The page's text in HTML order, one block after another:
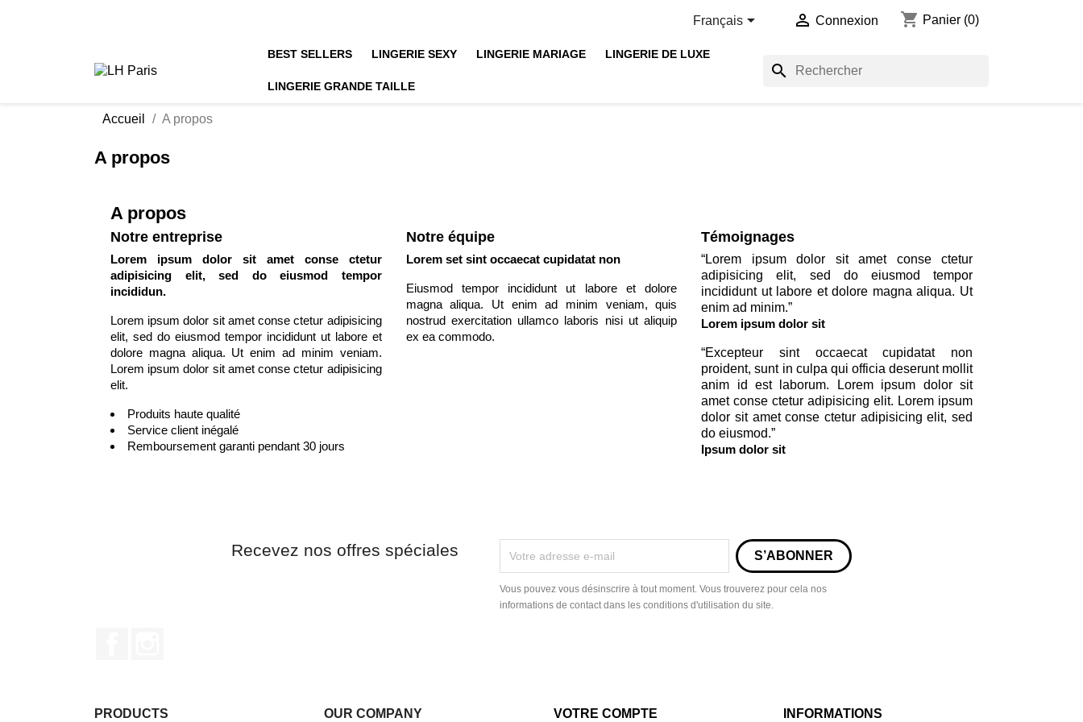
Français  Connexion shopping_cart Panier (0)
BEST SELLERS LINGERIE SEXY LINGERIE MARIAGE LINGERIE DE LUXE
LINGERIE GRANDE TAILLE
search
Accueil A propos
A propos
A propos
Notre entreprise
Lorem ipsum dolor sit amet conse ctetur
adipisicing elit, sed do eiusmod tempor
incididun.
Lorem ipsum dolor sit amet conse ctetur adipisicing
elit, sed do eiusmod tempor incididunt ut labore et
dolore magna aliqua. Ut enim ad minim veniam.
Lorem ipsum dolor sit amet conse ctetur adipisicing
elit.
Produits haute qualité
Service client inégalé
Remboursement garanti pendant 30 jours
Notre équipe
Lorem set sint occaecat cupidatat non
Eiusmod tempor incididunt ut labore et dolore
magna aliqua. Ut enim ad minim veniam, quis
nostrud exercitation ullamco laboris nisi ut aliquip
ex ea commodo.
Témoignages
“Lorem ipsum dolor sit amet conse ctetur
adipisicing elit, sed do eiusmod tempor
incididunt ut labore et dolore magna aliqua. Ut
enim ad minim.”
Lorem ipsum dolor sit
“Excepteur sint occaecat cupidatat non
proident, sunt in culpa qui officia deserunt mollit
anim id est laborum. Lorem ipsum dolor sit
amet conse ctetur adipisicing elit. Lorem ipsum
dolor sit amet conse ctetur adipisicing elit, sed
do eiusmod.”
Ipsum dolor sit
Recevez nos offres spéciales
Vous pouvez vous désinscrire à tout moment. Vous trouverez pour cela nos
informations de contact dans les conditions d'utilisation du site.
PRODUCTS OUR COMPANY VOTRE COMPTE INFORMATIONS